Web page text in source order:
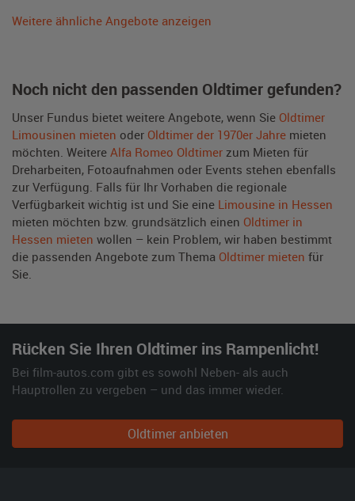
Weitere ähnliche Angebote anzeigen
Noch nicht den passenden Oldtimer gefunden?
Unser Fundus bietet weitere Angebote, wenn Sie Oldtimer
Limousinen mieten oder Oldtimer der 1970er Jahre mieten
möchten. Weitere Alfa Romeo Oldtimer zum Mieten für
Dreharbeiten, Fotoaufnahmen oder Events stehen ebenfalls
zur Verfügung. Falls für Ihr Vorhaben die regionale
Verfügbarkeit wichtig ist und Sie eine Limousine in Hessen
mieten möchten bzw. grundsätzlich einen Oldtimer in
Hessen mieten wollen – kein Problem, wir haben bestimmt
die passenden Angebote zum Thema Oldtimer mieten für
Sie.
Rücken Sie Ihren Oldtimer ins Rampenlicht!
Bei film-autos.com gibt es sowohl Neben- als auch
Hauptrollen zu vergeben – und das immer wieder.
Oldtimer anbieten